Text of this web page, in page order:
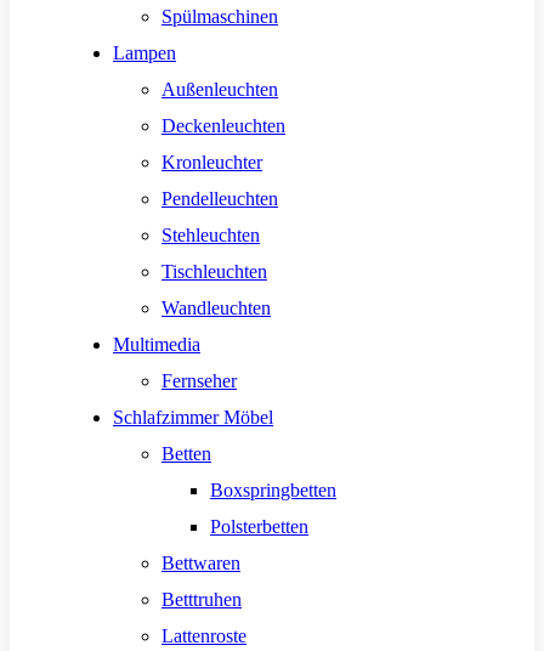
Spülmaschinen
Lampen
Außenleuchten
Deckenleuchten
Kronleuchter
Pendelleuchten
Stehleuchten
Tischleuchten
Wandleuchten
Multimedia
Fernseher
Schlafzimmer Möbel
Betten
Boxspringbetten
Polsterbetten
Bettwaren
Betttruhen
Lattenroste